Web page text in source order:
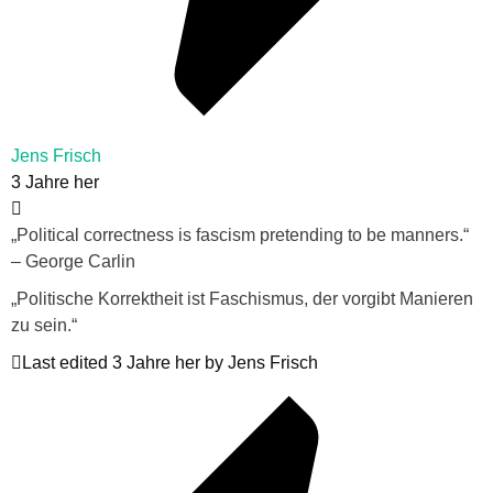
Jens Frisch
3 Jahre her
„Political correctness is fascism pretending to be manners.“
– George Carlin
„Politische Korrektheit ist Faschismus, der vorgibt Manieren
zu sein.“
Last edited 3 Jahre her by Jens Frisch